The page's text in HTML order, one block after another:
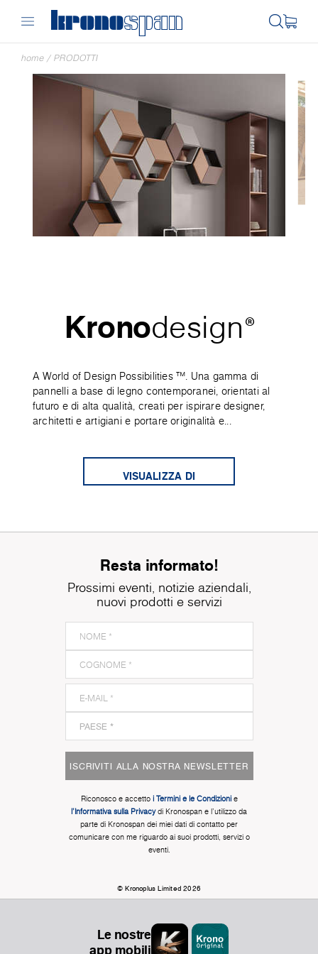
home / PRODOTTI
Kronodesign ®
A World of Design Possibilities ™. Una gamma di
pannelli a base di legno contemporanei, orientati al
futuro e di alta qualità, creati per ispirare designer,
architetti e artigiani e portare originalità e...
VISUALIZZA DI
Resta informato!
Prossimi eventi, notizie aziendali,
nuovi prodotti e servizi
ISCRIVITI ALLA NOSTRA NEWSLETTER
Riconosco e accetto i Termini e le Condizionie
l'Informativa sulla Privacydi Kronospan e l'utilizzo da
parte di Kronospan dei miei dati di contatto per
comunicare con me riguardo ai suoi prodotti, servizi o
eventi.
© Kronoplus Limited 2026
Le nostre
app mobili